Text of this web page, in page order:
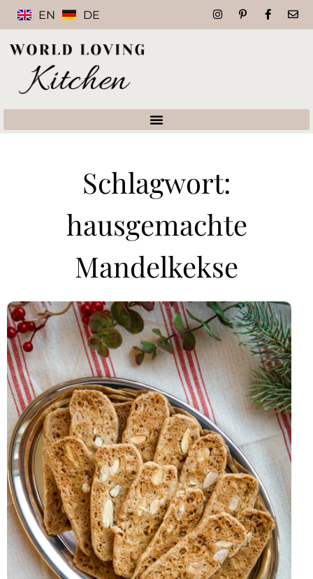
EN DE
Schlagwort:
hausgemachte
Mandelkekse